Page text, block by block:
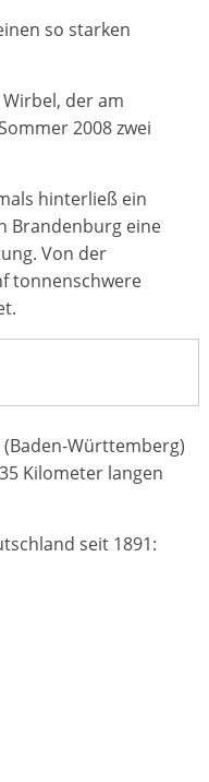
so starken
der am
2008 zwei
hinterließ ein
Brandenburg eine
Von der
tonnenschwere
Württemberg)
Kilometer langen
seit 1891: